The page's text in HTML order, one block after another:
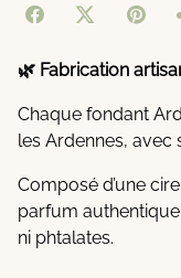
🌿 Fabrication
Chaque fondant
les Ardennes, avec
Composé d’une
parfum
ni phtalates.